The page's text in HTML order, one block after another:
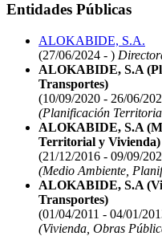
Entidades Públicas
ALOKABIDE, S.A.
(27/06/2024 - )
ALOKABIDE, S.A
Transportes)
(10/09/2020 - 26/06/
(Planificación
ALOKABIDE, S.A
Territorial y Vivienda)
(21/12/2016 - 09/09/
(Medio Ambiente,
ALOKABIDE, S.A
Transportes)
(01/04/2011 - 04/01/
(Vivienda, Obras